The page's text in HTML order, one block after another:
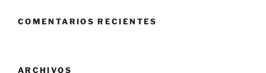
COMENTARIOS RECIENTES
ARCHIVOS